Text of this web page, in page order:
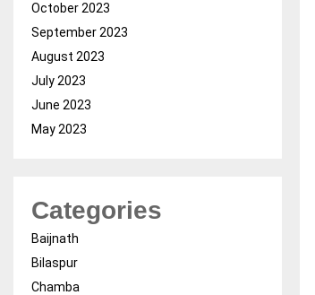
October 2023
September 2023
August 2023
July 2023
June 2023
May 2023
Categories
Baijnath
Bilaspur
Chamba